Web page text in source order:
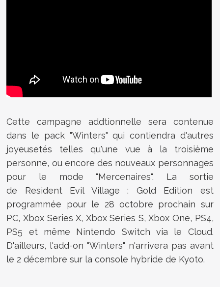
Cette campagne addtionnelle sera contenue
dans le pack "Winters" qui contiendra d'autres
joyeusetés telles qu'une vue à la troisième
personne, ou encore des nouveaux personnages
pour le mode "Mercenaires". La sortie
de Resident Evil Village : Gold Edition est
programmée pour le 28 octobre prochain sur
PC, Xbox Series X, Xbox Series S, Xbox One, PS4,
PS5 et même Nintendo Switch via le Cloud.
D'ailleurs, l'add-on "Winters" n'arrivera pas avant
le 2 décembre sur la console hybride de Kyoto.